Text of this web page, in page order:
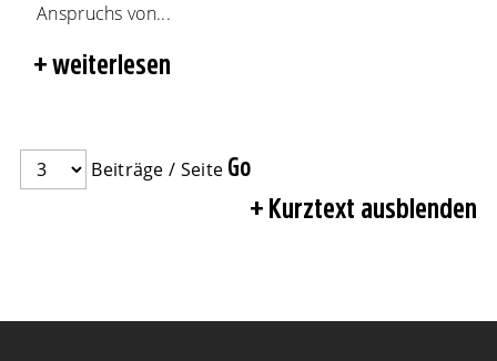
Anspruchs von...
weiterlesen
Beiträge / Seite
Kurztext ausblenden